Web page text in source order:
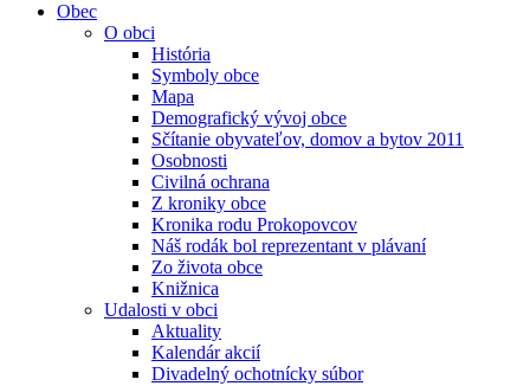
Obec
O obci
História
Symboly obce
Mapa
Demografický vývoj obce
Sčítanie obyvateľov, domov a bytov 2011
Osobnosti
Civilná ochrana
Z kroniky obce
Kronika rodu Prokopovcov
Náš rodák bol reprezentant v plávaní
Zo života obce
Knižnica
Udalosti v obci
Aktuality
Kalendár akcií
Divadelný ochotnícky súbor